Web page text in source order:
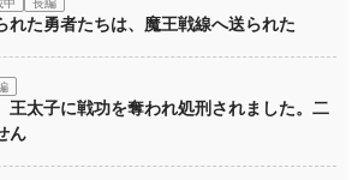
れた勇者たちは、魔王戦線へ送られた
王太子に戦功を奪われ処刑されました。二
ん